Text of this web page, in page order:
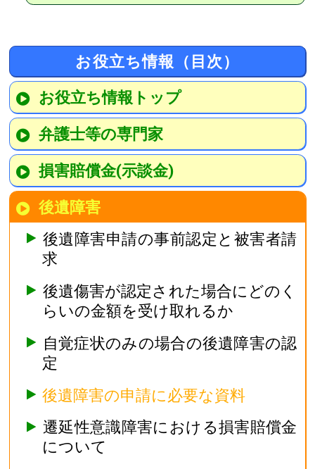
お役立ち情報（目次）
お役立ち情報トップ
弁護士等の専門家
損害賠償金(示談金)
後遺障害
後遺障害申請の事前認定と被害者請
求
後遺傷害が認定された場合にどのく
らいの金額を受け取れるか
自覚症状のみの場合の後遺障害の認
定
後遺障害の申請に必要な資料
遷延性意識障害における損害賠償金
について